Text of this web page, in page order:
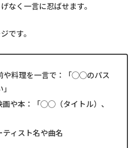
なく一言に忍ばせます。
です。
や料理を一言で：「◯◯のパス
画や本：「◯◯（タイトル）、
ィスト名や曲名